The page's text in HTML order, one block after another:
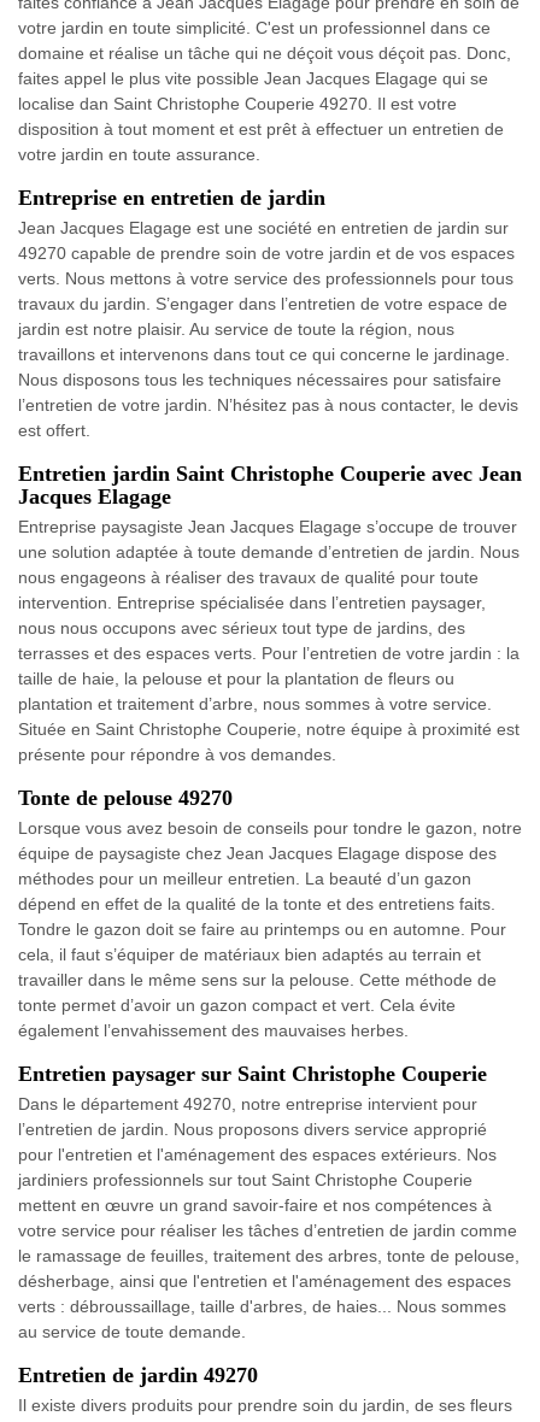
votre jardin en toute simplicité. C'est un professionnel dans ce
domaine et réalise un tâche qui ne déçoit vous déçoit pas. Donc,
faites appel le plus vite possible Jean Jacques Elagage qui se
localise dan Saint Christophe Couperie 49270. Il est votre
disposition à tout moment et est prêt à effectuer un entretien de
votre jardin en toute assurance.
Entreprise en entretien de jardin
Jean Jacques Elagage est une société en entretien de jardin sur
49270 capable de prendre soin de votre jardin et de vos espaces
verts. Nous mettons à votre service des professionnels pour tous
travaux du jardin. S’engager dans l’entretien de votre espace de
jardin est notre plaisir. Au service de toute la région, nous
travaillons et intervenons dans tout ce qui concerne le jardinage.
Nous disposons tous les techniques nécessaires pour satisfaire
l’entretien de votre jardin. N’hésitez pas à nous contacter, le devis
est offert.
Entretien jardin Saint Christophe Couperie avec Jean
Jacques Elagage
Entreprise paysagiste Jean Jacques Elagage s’occupe de trouver
une solution adaptée à toute demande d’entretien de jardin. Nous
nous engageons à réaliser des travaux de qualité pour toute
intervention. Entreprise spécialisée dans l’entretien paysager,
nous nous occupons avec sérieux tout type de jardins, des
terrasses et des espaces verts. Pour l’entretien de votre jardin : la
taille de haie, la pelouse et pour la plantation de fleurs ou
plantation et traitement d’arbre, nous sommes à votre service.
Située en Saint Christophe Couperie, notre équipe à proximité est
présente pour répondre à vos demandes.
Tonte de pelouse 49270
Lorsque vous avez besoin de conseils pour tondre le gazon, notre
équipe de paysagiste chez Jean Jacques Elagage dispose des
méthodes pour un meilleur entretien. La beauté d’un gazon
dépend en effet de la qualité de la tonte et des entretiens faits.
Tondre le gazon doit se faire au printemps ou en automne. Pour
cela, il faut s’équiper de matériaux bien adaptés au terrain et
travailler dans le même sens sur la pelouse. Cette méthode de
tonte permet d’avoir un gazon compact et vert. Cela évite
également l’envahissement des mauvaises herbes.
Entretien paysager sur Saint Christophe Couperie
Dans le département 49270, notre entreprise intervient pour
l’entretien de jardin. Nous proposons divers service approprié
pour l'entretien et l'aménagement des espaces extérieurs. Nos
jardiniers professionnels sur tout Saint Christophe Couperie
mettent en œuvre un grand savoir-faire et nos compétences à
votre service pour réaliser les tâches d’entretien de jardin comme
le ramassage de feuilles, traitement des arbres, tonte de pelouse,
désherbage, ainsi que l'entretien et l'aménagement des espaces
verts : débroussaillage, taille d'arbres, de haies... Nous sommes
au service de toute demande.
Entretien de jardin 49270
Il existe divers produits pour prendre soin du jardin, de ses fleurs